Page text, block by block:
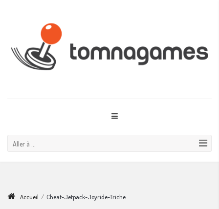
Aller à ...
Accueil / Cheat-Jetpack-Joyride-Triche